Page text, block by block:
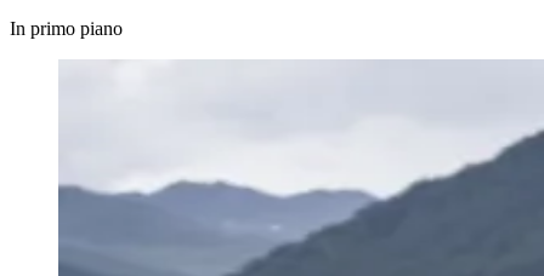
In primo piano